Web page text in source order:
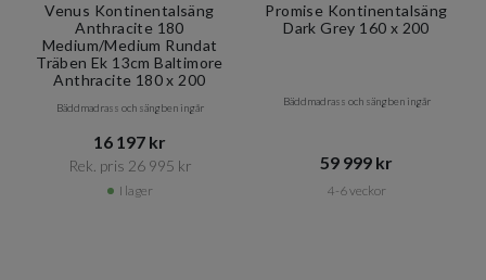
Venus Kontinentalsäng
Anthracite 180
Medium/Medium Rundat
Träben Ek 13cm Baltimore
Anthracite 180 x 200
Bäddmadrass och sängben ingår
16 197 kr​​
Rek. pris 26 995 kr​​
I lager
Promise Kontinentalsäng
Dark Grey 160 x 200
Bäddmadrass och sängben ingår
59 999 kr​​
4-6 veckor